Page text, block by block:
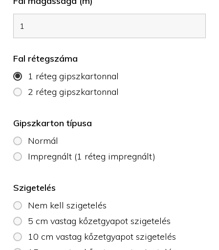
Fal rétegszáma
1 réteg gipszkartonnal
2 réteg gipszkartonnal
Gipszkarton típusa
Normál
Impregnált (1 réteg impregnált)
Szigetelés
Nem kell szigetelés
5 cm vastag kőzetgyapot szigetelés
10 cm vastag kőzetgyapot szigetelés